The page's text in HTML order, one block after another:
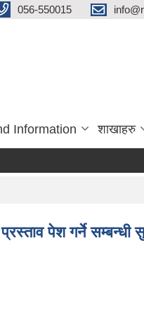
056-550015
Information शाखाहरु
पेश गर्ने सम्बन्धी